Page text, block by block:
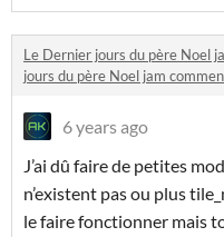
Le Dernier jours du père Noel
jours du père Noel jam
6 years ago
J’ai dû faire de petites
n’existent pas ou plus
le faire fonctionner mais